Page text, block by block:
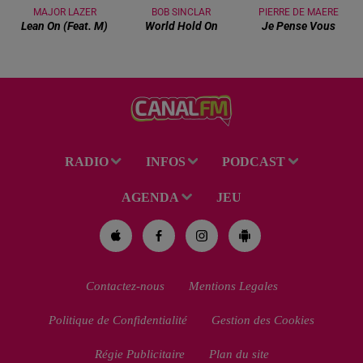
MAJOR LAZER
Lean On (feat. M)
BOB SINCLAR
World Hold On
PIERRE DE MAERE
Je Pense Vous
RADIO INFOS PODCAST
AGENDA JEU
Contactez-nous Mentions Legales
Politique de Confidentialité Gestion des Cookies
Régie Publicitaire Plan du site